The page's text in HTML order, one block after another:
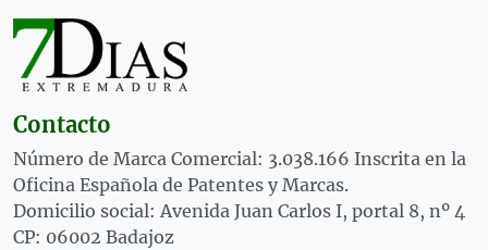
Contacto
Número de Marca Comercial: 3.038.166 Inscrita en la
Oficina Española de Patentes y Marcas.
Domicilio social: Avenida Juan Carlos I, portal 8, nº 4
CP: 06002 Badajoz